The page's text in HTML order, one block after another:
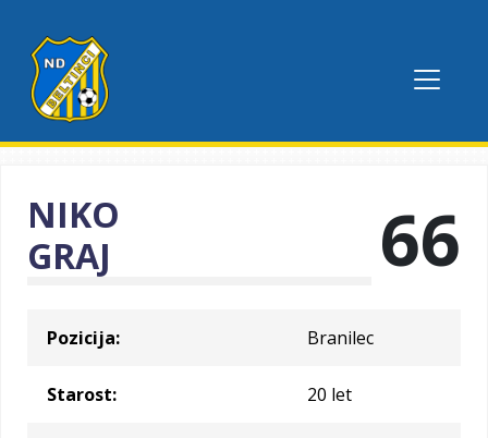
NIKO
GRAJ
66
Pozicija: Branilec
Starost: 20 let